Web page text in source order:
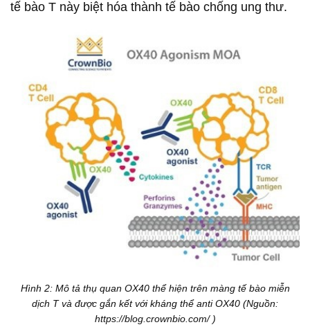
tế bào T này biệt hóa thành tế bào chống ung thư.
Hình 2: Mô tả thụ quan OX40 thể hiện trên màng tế bào miễn
dịch T và được gắn kết với kháng thể anti OX40 (Nguồn:
https://blog.crownbio.com/ )